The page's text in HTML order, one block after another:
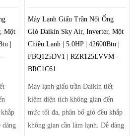
hợp với các căn phòng nhỏ gọn và
vừa.
- Sưởi ấm và làm lạnh nhanh
chóng
Một
|
-
dàng
Máy Lạnh Giấu Trần Nối Ống
Gió Daikin Sky Air, Inverter, Một
Chiều Lạnh | 5.0HP | 42600Btu |
FBQ125DV1 | RZR125LVVM -
BRC1C61
Máy lạnh giấu trần Daikin tiết
kiệm diện tích không gian đến
mức tối đa, phân bố gió đều khắp
không gian cần làm lạnh. Dễ dàng